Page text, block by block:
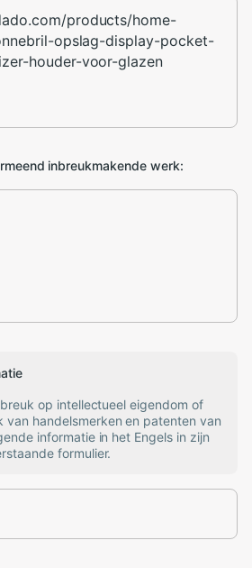
inbreukmakende werk:
op intellectueel eigendom of
van handelsmerken en patenten van
informatie in het Engels in zijn
formulier.